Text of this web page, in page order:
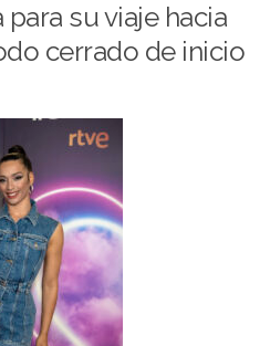
su viaje hacia
cerrado de inicio